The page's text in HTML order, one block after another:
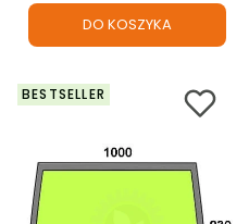
DO KOSZYKA
BESTSELLER